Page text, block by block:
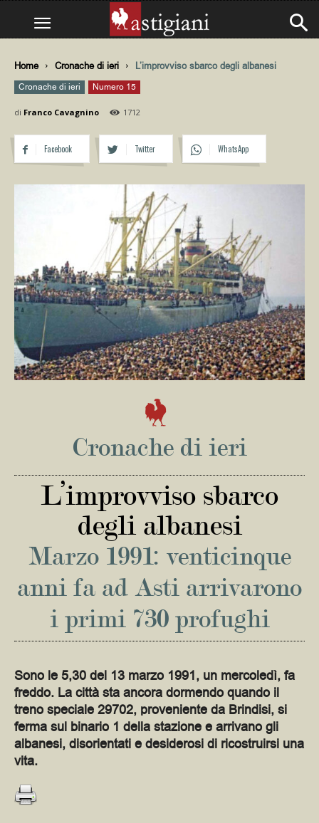
Home Cronache di ieri L’improvviso sbarco degli albanesi
Cronache di ieri Numero 15
di Franco Cavagnino 1712
Facebook Twitter WhatsApp
Cronache di ieri
L’improvviso sbarco
degli albanesi
Marzo 1991: venticinque
anni fa ad Asti arrivarono
i primi 730 profughi
Sono le 5,30 del 13 marzo 1991, un mercoledì, fa
freddo. La città sta ancora dormendo quando il
treno speciale 29702, proveniente da Brindisi, si
ferma sul binario 1 della stazione e arrivano gli
albanesi, disorientati e desiderosi di ricostruirsi una
vita.